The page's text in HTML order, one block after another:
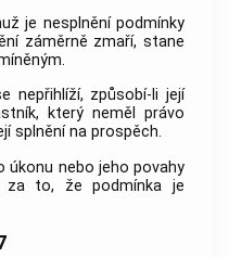
je nesplnění podmínky
záměrně zmaří, stane
nepřihlíží, způsobí-li její
který neměl právo
splnění na prospěch.
úkonu nebo jeho povahy
za to, že podmínka je